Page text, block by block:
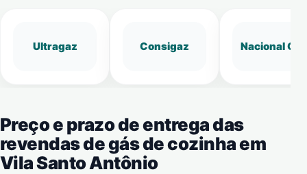
Ultragaz Consigaz Nacional Gás
Preço e prazo de entrega das
revendas de gás de cozinha em
Vila Santo Antônio